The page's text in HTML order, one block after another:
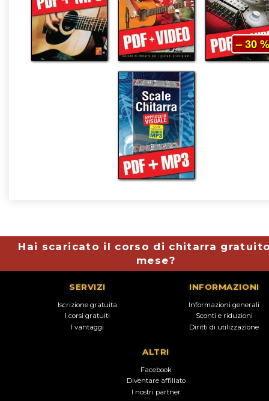
– 30
Hai scaricato il corso di chitarra
mese?
SERVIZI
Iscrizione gratuita
I corsi gratuiti
I vantaggi
INFORMAZIONI
Informazioni generali
Sconti e riduzioni
Diritti di utilizzazione
ALTRI
Facebook
Diventare affiliato
I nostri partner